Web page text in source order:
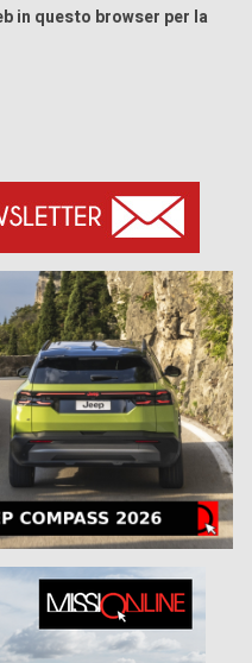
in questo browser per la